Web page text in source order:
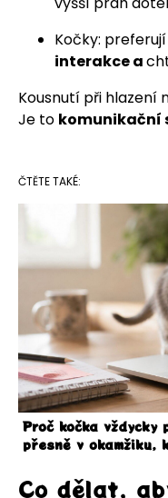
Kočky: preferují
interakce a
Kousnutí při hlazení
Je to komunikační
ČTĚTE TAKÉ:
Proč kočka
přesně v okamžiku,
Co dělat,